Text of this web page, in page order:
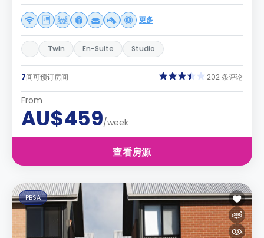
更多
Twin En-Suite Studio
7间可预订房间 202 条评论
From
AU$459/week
查看房源
PBSA